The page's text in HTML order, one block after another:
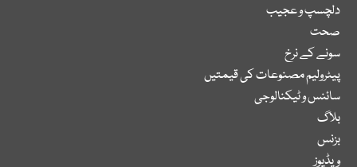
دلچسپ و عجیب
صحت
سونے کے نرخ
پیٹرولیم مصنوعات کی قیمتیں
سائنس و ٹیکنالوجی
بلاگ
بزنس
ویڈیوز